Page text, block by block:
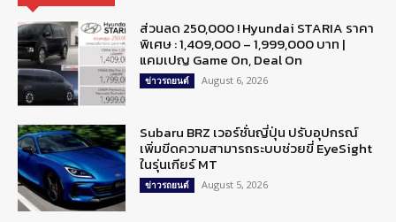
ส่วนลด 250,000 ! Hyundai STARIA ราคา
พิเศษ : 1,409,000 – 1,999,000 บาท |
แคมเปญ Game On, Deal On
ข่าวรถยนต์ August 6, 2026
Subaru BRZ เวอร์ชั่นญี่ปุ่น ปรับอุปกรณ์
เพิ่มขีดความสามารถระบบช่วยขี่ EyeSight
ในรุ่นเกียร์ MT
ข่าวรถยนต์ August 5, 2026